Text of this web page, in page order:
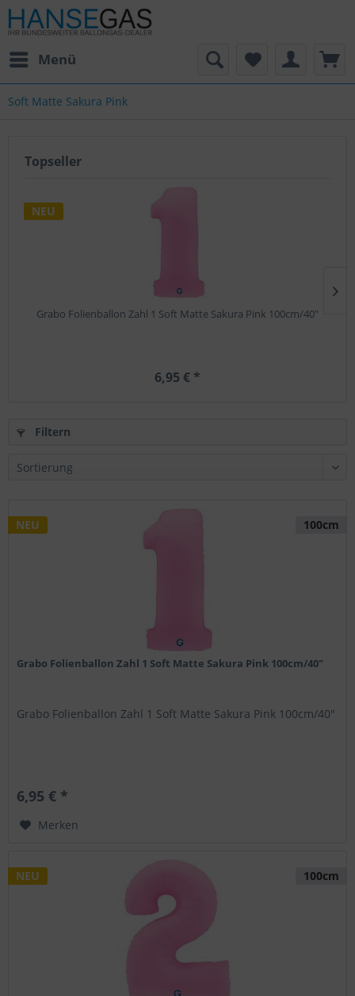
Menü
Soft Matte Sakura Pink
Topseller
NEU
Grabo Folienballon Zahl 1 Soft Matte Sakura Pink 100cm/40"
6,95 € *
Filtern
NEU 100cm
Grabo Folienballon Zahl 1 Soft Matte Sakura Pink 100cm/40"
Grabo Folienballon Zahl 1 Soft Matte Sakura Pink 100cm/40"
6,95 € *
Merken
NEU 100cm